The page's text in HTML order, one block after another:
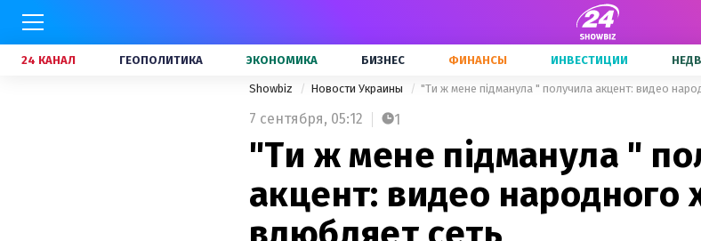
24 КАНАЛ ГЕОПОЛИТИКА ЭКОНОМИКА БИЗНЕС ФИНАНСЫ ИНВЕСТИЦИИ
Showbiz Новости Украины "Ти ж мене підманула " получила акцент: видео
7 сентября, 05:12 1
"Ти ж мене підманула "
акцент: видео народного